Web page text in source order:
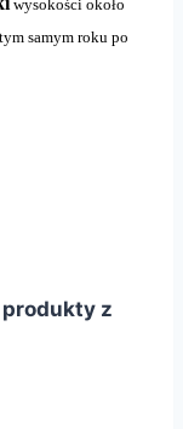
wysokości około
samym roku po
produkty z